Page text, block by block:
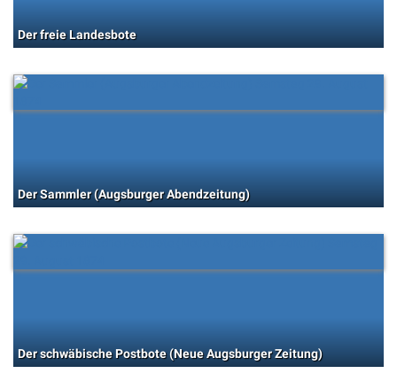
Der freie Landesbote
Der Sammler (Augsburger Abendzeitung)
Der schwäbische Postbote (Neue Augsburger Zeitung)